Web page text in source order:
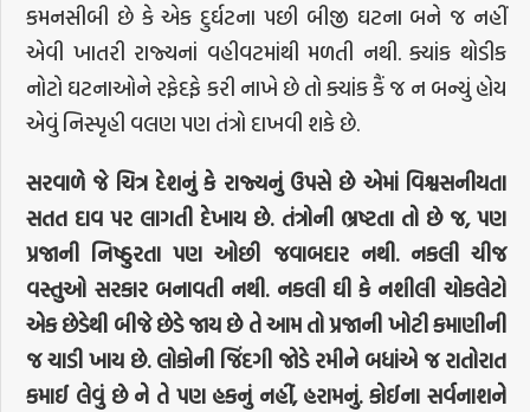
કમનસીબી છે કે એક દુર્ઘટના પછી બીજી ઘટના બને જ નહીં
એવી ખાતરી રાજ્યનાં વહીવટમાંથી મળતી નથી. ક્યાંક થોડીક
નોટો ઘટનાઓને રફેદફે કરી નાખે છે તો ક્યાંક કૈં જ ન બન્યું હોય
એવું નિસ્પૃહી વલણ પણ તંત્રો દાખવી શકે છે.
સરવાળે જે ચિત્ર દેશનું કે રાજ્યનું ઉપસે છે એમાં વિશ્વસનીયતા
સતત દાવ પર લાગતી દેખાય છે. તંત્રોની ભ્રષ્ટતા તો છે જ, પણ
પ્રજાની નિષ્ઠુરતા પણ ઓછી જવાબદાર નથી. નકલી ચીજ
વસ્તુઓ સરકાર બનાવતી નથી. નકલી ઘી કે નશીલી ચોકલેટો
એક છેડેથી બીજે છેડે જાય છે તે આમ તો પ્રજાની ખોટી કમાણીની
જ ચાડી ખાય છે. લોકોની જિંદગી જોડે રમીને બધાંએ જ રાતોરાત
કમાઈ લેવું છે ને તે પણ હકનું નહીં, હરામનું. કોઈના સર્વનાશને